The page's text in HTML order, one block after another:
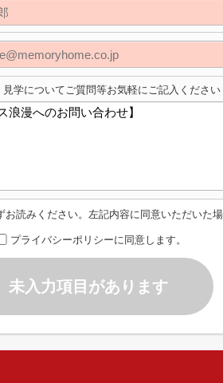
学についてご質問等お気軽にご記入ください
お読みください。左記内容に同意いただいた
プライバシーポリシーに同意します。
未入力項目があります